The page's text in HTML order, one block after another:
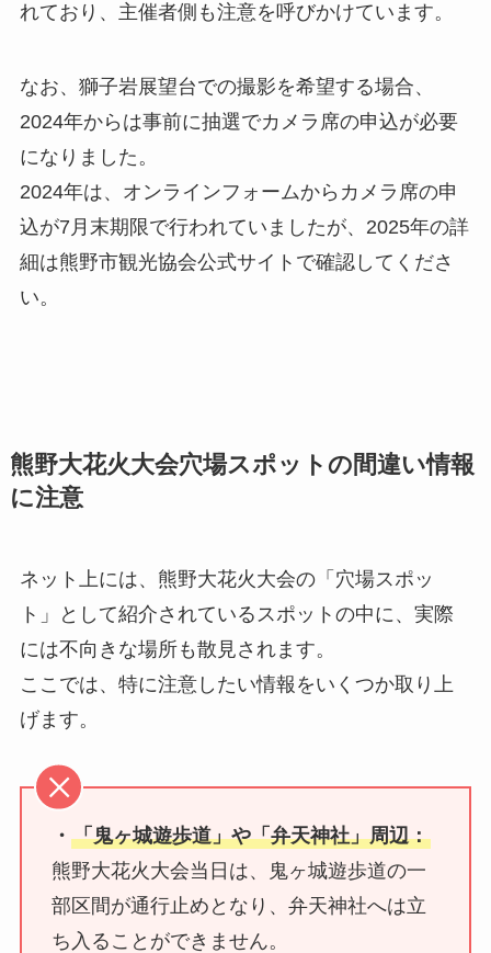
れており、主催者側も注意を呼びかけています。
なお、獅子岩展望台での撮影を希望する場合、
2024年からは事前に抽選でカメラ席の申込が必要
になりました。
2024年は、オンラインフォームからカメラ席の申
込が7月末期限で行われていましたが、2025年の詳
細は熊野市観光協会公式サイトで確認してくださ
い。
熊野大花火大会穴場スポットの間違い情報
に注意
ネット上には、熊野大花火大会の「穴場スポッ
ト」として紹介されているスポットの中に、実際
には不向きな場所も散見されます。
ここでは、特に注意したい情報をいくつか取り上
げます。
・ 「鬼ヶ城遊歩道」や「弁天神社」周辺：
熊野大花火大会当日は、鬼ヶ城遊歩道の一
部区間が通行止めとなり、弁天神社へは立
ち入ることができません。